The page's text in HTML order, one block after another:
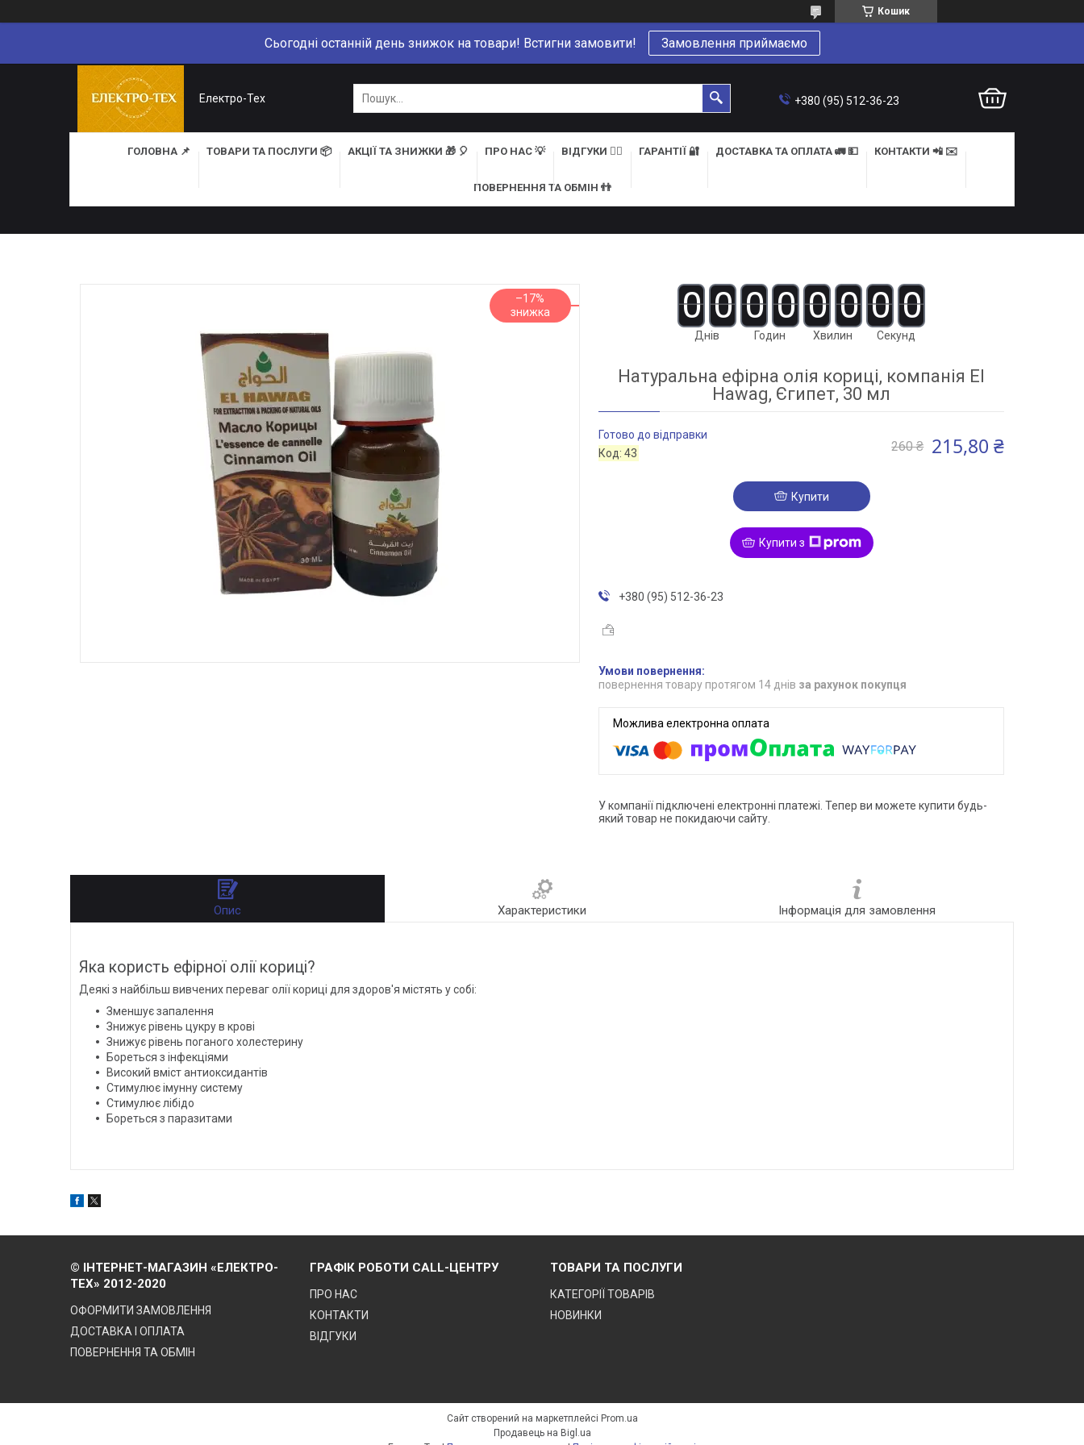
Кошик
Сьогодні останній день знижок на товари! Встигни замовити! Замовлення приймаємо
Електро-Тех +380 (95) 512-36-23
ГОЛОВНА 📌 ТОВАРИ ТА ПОСЛУГИ 📦 АКЦІЇ ТА ЗНИЖКИ 🎁 🎈 ПРО НАС 💡 ВІДГУКИ 👍🏻 ГАРАНТІЇ 🔐 ДОСТАВКА ТА ОПЛАТА 🚛 💵 КОНТАКТИ 📲 ✉️
ПОВЕРНЕННЯ ТА ОБМІН 👬
–17% 0 0
Днів
0 0
Годин
0 0
Хвилин
0 0
Секунд
Натуральна ефірна олія кориці, компанія El
Hawag, Єгипет, 30 мл
Готово до відправки
Код:43 260 ₴ 215,80 ₴
Купити
Купити з
+380 (95) 512-36-23
повернення товару протягом 14 днів за рахунок покупця
У компанії підключені електронні платежі. Тепер ви можете купити будь-
який товар не покидаючи сайту.
Опис Характеристики Інформація для замовлення
Яка користь ефірної олії кориці?
Деякі з найбільш вивчених переваг олії кориці для здоров'я містять у собі:
Зменшує запалення
Знижує рівень цукру в крові
Знижує рівень поганого холестерину
Бореться з інфекціями
Високий вміст антиоксидантів
Стимулює імунну систему
Стимулює лібідо
Бореться з паразитами
© ІНТЕРНЕТ-МАГАЗИН «ЕЛЕКТРО-
ТЕХ» 2012-2020
ОФОРМИТИ ЗАМОВЛЕННЯ
ДОСТАВКА І ОПЛАТА
ПОВЕРНЕННЯ ТА ОБМІН
ГРАФІК РОБОТИ CALL-ЦЕНТРУ
ПРО НАС
КОНТАКТИ
ВІДГУКИ
ТОВАРИ ТА ПОСЛУГИ
КАТЕГОРІЇ ТОВАРІВ
НОВИНКИ
Сайт створений на маркетплейсі Prom.ua
Продавець на Bigl.ua